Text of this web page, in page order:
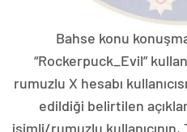
Bahse konu
“Rockerpuck_Evil”
rumuzlu X hesabı
edildiği belirtilen
isimli/rumuzlu